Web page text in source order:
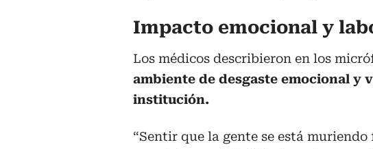
Impacto emocional y
Los médicos describieron en los
ambiente de desgaste emocional y
institución.
“Sentir que la gente se está